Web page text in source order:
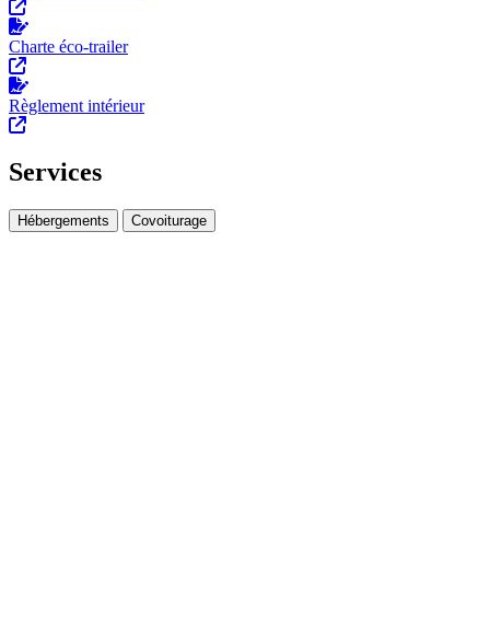
Charte éco-trailer
Règlement intérieur
Services
Hébergements Covoiturage